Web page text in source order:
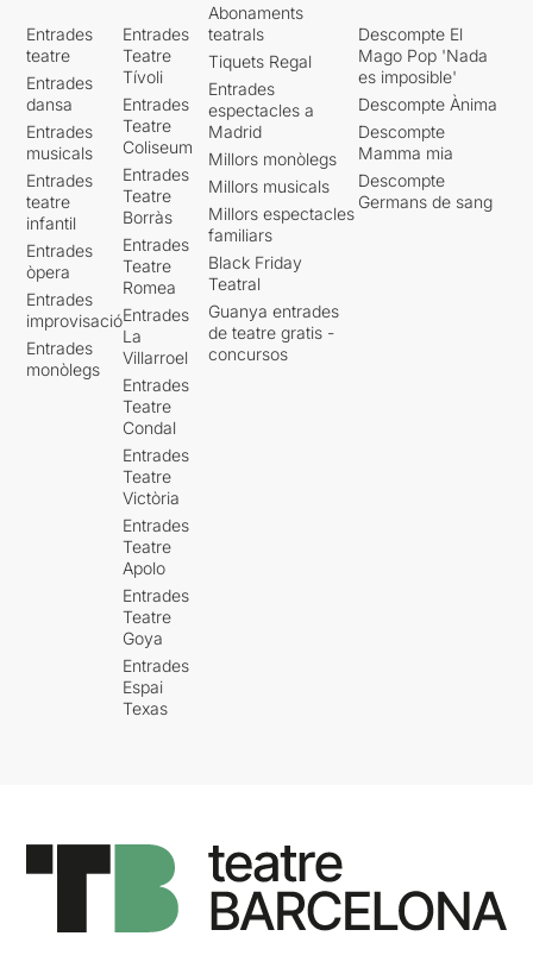
Entrades
teatre
Entrades
dansa
Entrades
musicals
Entrades
teatre
infantil
Entrades
òpera
Entrades
improvisació
Entrades
monòlegs
Entrades
Teatre
Tívoli
Entrades
Teatre
Coliseum
Entrades
Teatre
Borràs
Entrades
Teatre
Romea
Entrades
La
Villarroel
Entrades
Teatre
Condal
Entrades
Teatre
Victòria
Entrades
Teatre
Apolo
Entrades
Teatre
Goya
Entrades
Espai
Texas
Abonaments
teatrals
Tiquets Regal
Entrades
espectacles a
Madrid
Millors monòlegs
Millors musicals
Millors espectacles
familiars
Black Friday
Teatral
Guanya entrades
de teatre gratis -
concursos
Descompte El
Mago Pop 'Nada
es imposible'
Descompte Ànima
Descompte
Mamma mia
Descompte
Germans de sang